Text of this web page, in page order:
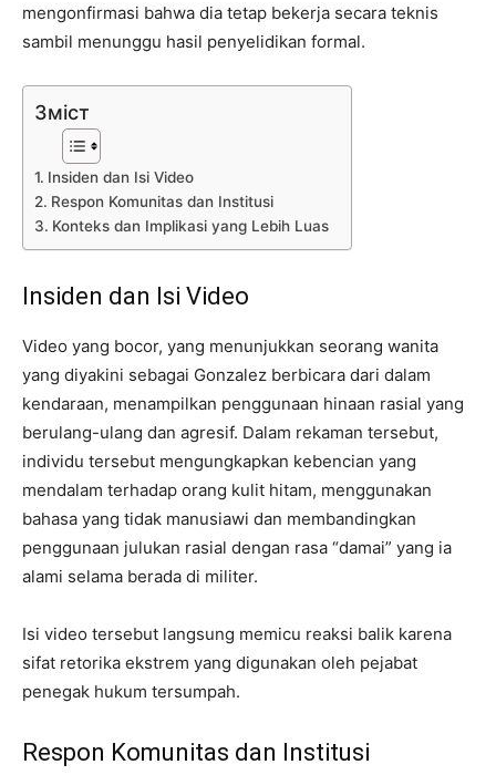
mengonfirmasi bahwa dia tetap bekerja secara teknis
sambil menunggu hasil penyelidikan formal.
Зміст
Insiden dan Isi Video
Respon Komunitas dan Institusi
Konteks dan Implikasi yang Lebih Luas
Insiden dan Isi Video
Video yang bocor, yang menunjukkan seorang wanita
yang diyakini sebagai Gonzalez berbicara dari dalam
kendaraan, menampilkan penggunaan hinaan rasial yang
berulang-ulang dan agresif. Dalam rekaman tersebut,
individu tersebut mengungkapkan kebencian yang
mendalam terhadap orang kulit hitam, menggunakan
bahasa yang tidak manusiawi dan membandingkan
penggunaan julukan rasial dengan rasa “damai” yang ia
alami selama berada di militer.
Isi video tersebut langsung memicu reaksi balik karena
sifat retorika ekstrem yang digunakan oleh pejabat
penegak hukum tersumpah.
Respon Komunitas dan Institusi